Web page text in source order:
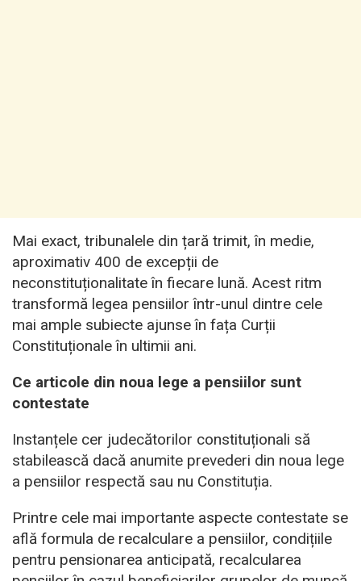
Mai exact, tribunalele din țară trimit, în medie,
aproximativ 400 de excepții de
neconstituționalitate în fiecare lună. Acest ritm
transformă legea pensiilor într-unul dintre cele
mai ample subiecte ajunse în fața Curții
Constituționale în ultimii ani.
Ce articole din noua lege a pensiilor sunt
contestate
Instanțele cer judecătorilor constituționali să
stabilească dacă anumite prevederi din noua lege
a pensiilor respectă sau nu Constituția.
Printre cele mai importante aspecte contestate se
află formula de recalculare a pensiilor, condițiile
pentru pensionarea anticipată, recalcularea